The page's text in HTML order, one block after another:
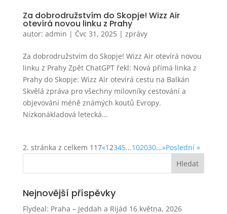
Za dobrodružstvím do Skopje! Wizz Air
otevírá novou linku z Prahy
autor: admin | Čvc 31, 2025| zprávy
Za dobrodružstvím do Skopje! Wizz Air otevírá novou
linku z Prahy Zpět ChatGPT řekl: Nová přímá linka z
Prahy do Skopje: Wizz Air otevírá cestu na Balkán
Skvělá zpráva pro všechny milovníky cestování a
objevování méně známých koutů Evropy.
Nízkonákladová letecká...
2. stránka z celkem 117«12345...102030...»Poslední »
Nejnovější příspěvky
Flydeal: Praha – Jeddah a Rijád 16 května, 2026